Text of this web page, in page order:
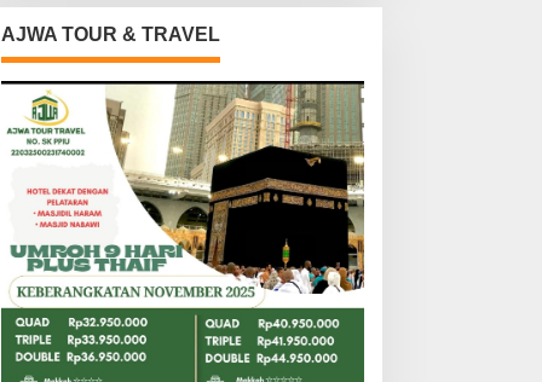
AJWA TOUR & TRAVEL